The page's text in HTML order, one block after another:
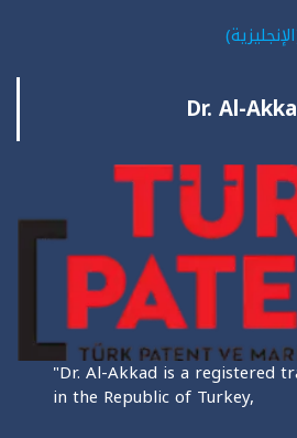
الإنجليزية)
Dr. Al-
"Dr. Al-Akkad is a registered
in the Republic of Turkey,